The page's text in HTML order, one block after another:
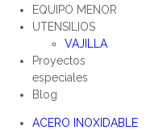
EQUIPO MENOR
UTENSILIOS
VAJILLA
Proyectos
especiales
Blog
ACERO INOXIDABLE